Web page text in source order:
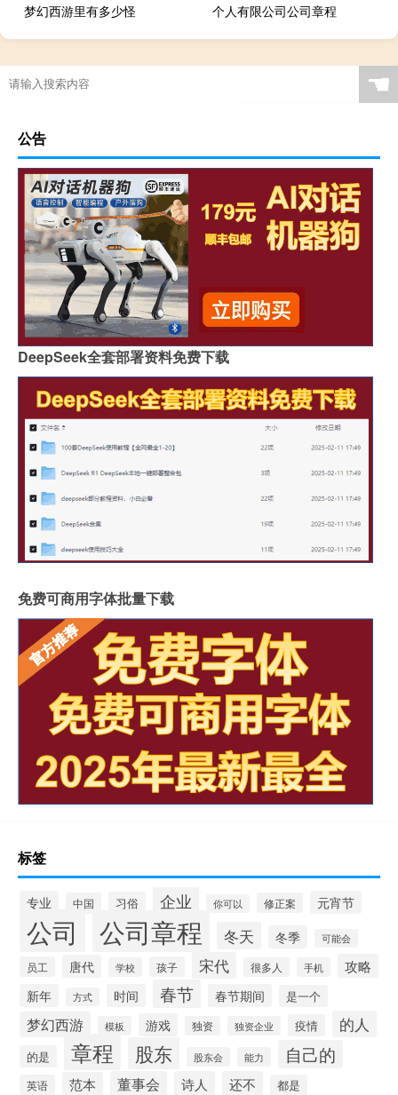
梦幻西游里有多少怪 个人有限公司公司章程
☚
公告
DeepSeek全套部署资料免费下载
免费可商用字体批量下载
标签
专业 中国 习俗 企业 你可以 修正案 元宵节
公司 公司章程 冬天 冬季 可能会
员工 唐代 学校 孩子 宋代 很多人 手机 攻略
新年 方式 时间 春节 春节期间 是一个
梦幻西游 模板 游戏 独资 独资企业 疫情 的人
的是 章程 股东 股东会 能力 自己的
英语 范本 董事会 诗人 还不 都是